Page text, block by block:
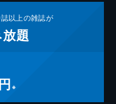
誌以上の雑誌が
題
円 ※